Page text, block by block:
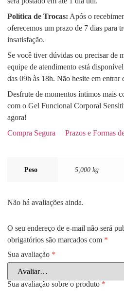
Política de Trocas: Após o
oferecemos um prazo de 7 dias para
insatisfação.
Se você tiver dúvidas ou precisar de
equipe de atendimento está
das 09h às 18h. Não hesite em entrar
Desfrute de momentos íntimos mais
com o Gel Funcional Corporal
agora!
Compra Segura
Prazos e Formas
Peso 5,000 kg
Não há avaliações ainda.
O seu endereço de e-mail não será
obrigatórios são marcados com *
Sua avaliação *
Sua avaliação sobre o produto *